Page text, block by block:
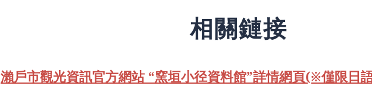
相關鏈接
瀨戶市觀光資訊官方網站 “窯垣小径資料館”詳情網頁(※僅限日